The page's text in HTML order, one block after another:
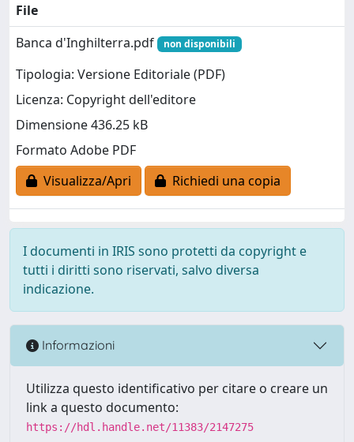
File
Banca d'Inghilterra.pdf
non disponibili
Tipologia: Versione Editoriale (PDF)
Licenza: Copyright dell'editore
Dimensione 436.25 kB
Formato Adobe PDF
Visualizza/Apri
Richiedi una copia
I documenti in IRIS sono protetti da copyright e
tutti i diritti sono riservati, salvo diversa
indicazione.
Informazioni
Utilizza questo identificativo per citare o creare un
link a questo documento:
https://hdl.handle.net/11383/2147275